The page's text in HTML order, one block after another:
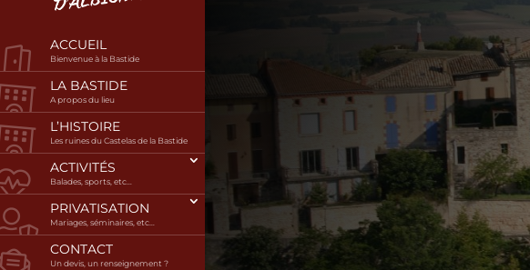
ACCUEIL
Bienvenue à la Bastide
LA BASTIDE
A propos du lieu
L’HISTOIRE
Les ruines du Castelas de la Bastide
ACTIVITÉS
Balades, sports, etc…
PRIVATISATION
Mariages, séminaires, etc…
CONTACT
Un devis, un renseignement ?